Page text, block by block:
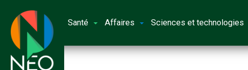
Santé Affaires Sciences et technologies